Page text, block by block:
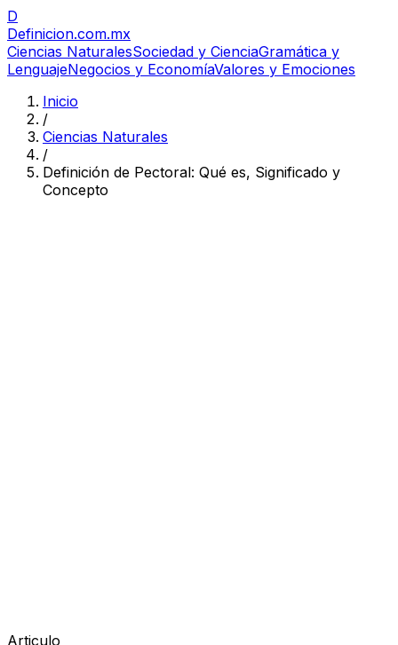
D
Definicion.com.mx
Ciencias NaturalesSociedad y CienciaGramática y
LenguajeNegocios y EconomíaValores y Emociones
Inicio
/
Ciencias Naturales
/
Definición de Pectoral: Qué es, Significado y
Concepto
Articulo